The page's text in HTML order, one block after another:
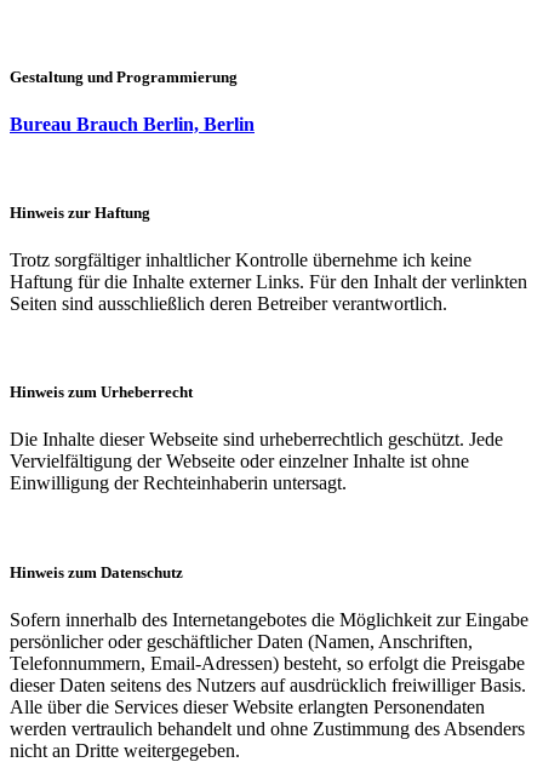
Gestaltung und Programmierung
Bureau Brauch Berlin, Berlin
Hinweis zur Haftung
Trotz sorgfältiger inhaltlicher Kontrolle übernehme ich keine
Haftung für die Inhalte externer Links. Für den Inhalt der verlinkten
Seiten sind ausschließlich deren Betreiber verantwortlich.
Hinweis zum Urheberrecht
Die Inhalte dieser Webseite sind urheberrechtlich geschützt. Jede
Vervielfältigung der Webseite oder einzelner Inhalte ist ohne
Einwilligung der Rechteinhaberin untersagt.
Hinweis zum Datenschutz
Sofern innerhalb des Internetangebotes die Möglichkeit zur Eingabe
persönlicher oder geschäftlicher Daten (Namen, Anschriften,
Telefonnummern, Email-Adressen) besteht, so erfolgt die Preisgabe
dieser Daten seitens des Nutzers auf ausdrücklich freiwilliger Basis.
Alle über die Services dieser Website erlangten Personendaten
werden vertraulich behandelt und ohne Zustimmung des Absenders
nicht an Dritte weitergegeben.